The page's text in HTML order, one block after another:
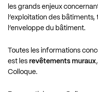
les grands enjeux
l’exploitation des
l’enveloppe du bâtiment.
Toutes les informations
est les revêtements muraux
Colloque.